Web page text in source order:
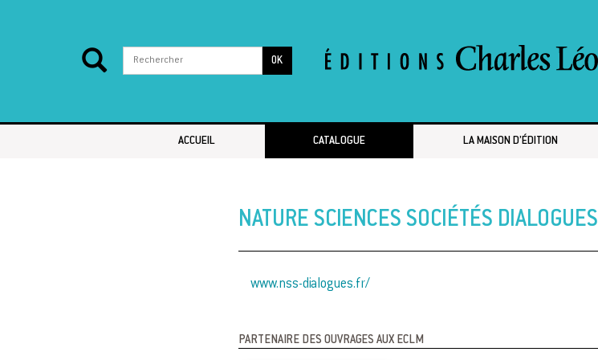
OK
ACCUEIL CATALOGUE LA MAISON D’ÉDITION
NATURE SCIENCES SOCIÉTÉS DIALOGUES
www.nss-dialogues.fr/
PARTENAIRE DES OUVRAGES AUX ECLM